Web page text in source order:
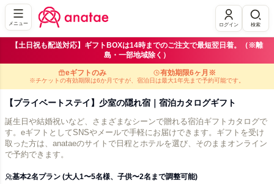
メニュー ログイン 検索
【土日祝も配送対応】ギフトBOXは14時までのご注文で最短翌日着。（※離
島・一部地域除く）
eギフトのみ 有効期限6ヶ月※
※チケットの有効期限は6か月ですが、宿泊日は最大1年先まで予約可能です。
【プライベートステイ】少室の隠れ宿｜宿泊カタログギフト
誕生日や結婚祝いなど、さまざまなシーンで贈れる宿泊ギフトカタログで
す。eギフトとしてSNSやメールで手軽にお届けできます。ギフトを受け
取った方は、anataeのサイトで日程とホテルを選び、そのままオンライン
で予約できます。
基本2名プラン (大人1〜5名様、子供〜2名まで調整可能)